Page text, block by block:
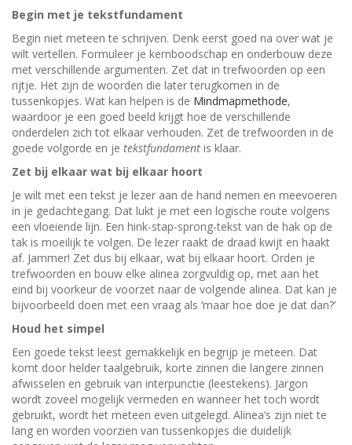
Begin met je tekstfundament
Begin niet meteen te schrijven. Denk eerst goed na over wat je
wilt vertellen. Formuleer je kernboodschap en onderbouw deze
met verschillende argumenten. Zet dat in trefwoorden op een
rijtje. Het zijn de woorden die later terugkomen in de
tussenkopjes. Wat kan helpen is de Mindmapmethode,
waardoor je een goed beeld krijgt hoe de verschillende
onderdelen zich tot elkaar verhouden. Zet de trefwoorden in de
goede volgorde en je tekstfundament is klaar.
Zet bij elkaar wat bij elkaar hoort
Je wilt met een tekst je lezer aan de hand nemen en meevoeren
in je gedachtegang. Dat lukt je met een logische route volgens
een vloeiende lijn. Een hink-stap-sprong-tekst van de hak op de
tak is moeilijk te volgen. De lezer raakt de draad kwijt en haakt
af. Jammer! Zet dus bij elkaar, wat bij elkaar hoort. Orden je
trefwoorden en bouw elke alinea zorgvuldig op, met aan het
eind bij voorkeur de voorzet naar de volgende alinea. Dat kan je
bijvoorbeeld doen met een vraag als ‘maar hoe doe je dat dan?’
Houd het simpel
Een goede tekst leest gemakkelijk en begrijp je meteen. Dat
komt door helder taalgebruik, korte zinnen die langere zinnen
afwisselen en gebruik van interpunctie (leestekens). Jargon
wordt zoveel mogelijk vermeden en wanneer het toch wordt
gebruikt, wordt het meteen even uitgelegd. Alinea’s zijn niet te
lang en worden voorzien van tussenkopjes die duidelijk